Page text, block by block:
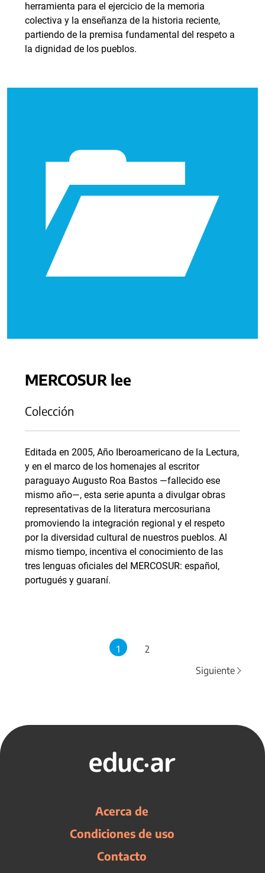
herramienta para el ejercicio de la memoria
colectiva y la enseñanza de la historia reciente,
partiendo de la premisa fundamental del respeto a
la dignidad de los pueblos.
MERCOSUR lee
Colección
Editada en 2005, Año Iberoamericano de la Lectura,
y en el marco de los homenajes al escritor
paraguayo Augusto Roa Bastos —fallecido ese
mismo año—, esta serie apunta a divulgar obras
representativas de la literatura mercosuriana
promoviendo la integración regional y el respeto
por la diversidad cultural de nuestros pueblos. Al
mismo tiempo, incentiva el conocimiento de las
tres lenguas oficiales del MERCOSUR: español,
portugués y guaraní.
1
2
Siguiente
Acerca de
Condiciones de uso
Contacto